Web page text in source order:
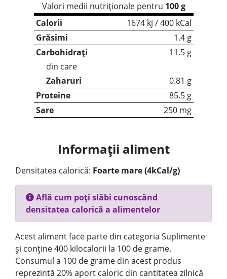
Valori medii nutriționale pentru 100 g
Calorii
1674 kj / 400 kCal
Grăsimi
1.4 g
Carbohidrați
11.5 g
din care
Zaharuri
0.81 g
Proteine
85.5 g
Sare
250 mg
Informații aliment
Densitatea calorică: Foarte mare (4kCal/g)
Află cum poți slăbi cunoscând
densitatea calorică a alimentelor
Acest aliment face parte din categoria Suplimente
și conține 400 kilocalorii la 100 de grame.
Consumul a 100 de grame din acest produs
reprezintă 20% aport caloric din cantitatea zilnică